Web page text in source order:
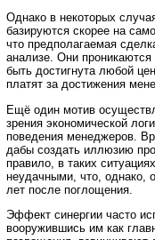
Однако в некоторых
базируются скорее на
что предполагаемая
анализе. Они
быть достигнута любой
платят за достижения
Ещё один мотив
зрения экономической
поведения менеджеров.
дабы создать иллюзию
правило, в таких
неудачными, что, однако,
лет после поглощения.
Эффект синергии часто
вооружившись им как